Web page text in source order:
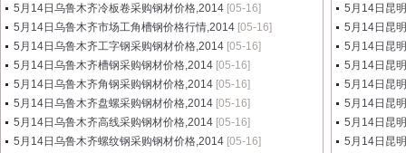
5月14日乌鲁木齐冷板卷采购钢材价格,2014 [05-16]
5月14日乌鲁木齐市场工角槽钢价格行情,2014 [05-16]
5月14日乌鲁木齐工字钢采购钢材价格,2014 [05-16]
5月14日乌鲁木齐槽钢采购钢材价格,2014 [05-16]
5月14日乌鲁木齐角钢采购钢材价格,2014 [05-16]
5月14日乌鲁木齐盘螺采购钢材价格,2014 [05-16]
5月14日乌鲁木齐高线采购钢材价格,2014 [05-16]
5月14日乌鲁木齐螺纹钢采购钢材价格,2014 [05-16]
5月14日昆
5月14日昆
5月14日昆
5月14日昆
5月14日昆
5月14日昆
5月14日昆
5月14日昆